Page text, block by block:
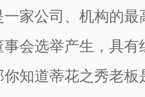
一家公司、机构的
事会选举产生，具
你知道蒂花之秀老